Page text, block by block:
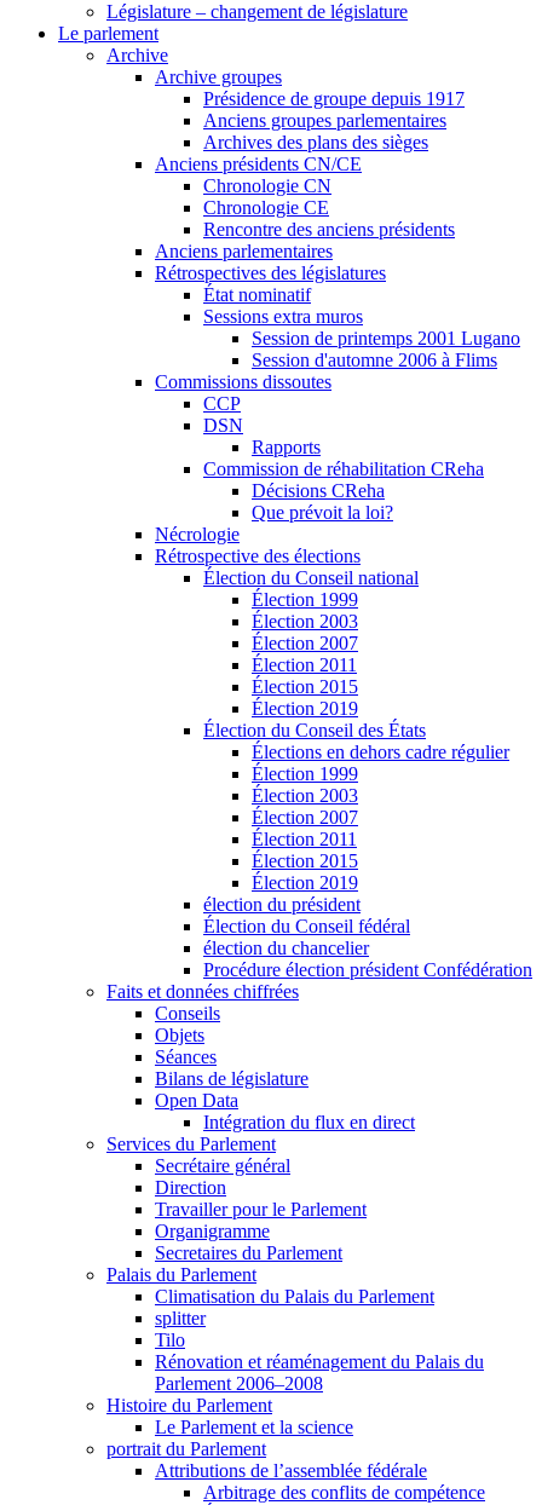
Législature – changement de législature
Le parlement
Archive
Archive groupes
Présidence de groupe depuis 1917
Anciens groupes parlementaires
Archives des plans des sièges
Anciens présidents CN/CE
Chronologie CN
Chronologie CE
Rencontre des anciens présidents
Anciens parlementaires
Rétrospectives des législatures
État nominatif
Sessions extra muros
Session de printemps 2001 Lugano
Session d'automne 2006 à Flims
Commissions dissoutes
CCP
DSN
Rapports
Commission de réhabilitation CReha
Décisions CReha
Que prévoit la loi?
Nécrologie
Rétrospective des élections
Élection du Conseil national
Élection 1999
Élection 2003
Élection 2007
Élection 2011
Élection 2015
Élection 2019
Élection du Conseil des États
Élections en dehors cadre régulier
Élection 1999
Élection 2003
Élection 2007
Élection 2011
Élection 2015
Élection 2019
élection du président
Élection du Conseil fédéral
élection du chancelier
Procédure élection président Confédération
Faits et données chiffrées
Conseils
Objets
Séances
Bilans de législature
Open Data
Intégration du flux en direct
Services du Parlement
Secrétaire général
Direction
Travailler pour le Parlement
Organigramme
Secretaires du Parlement
Palais du Parlement
Climatisation du Palais du Parlement
splitter
Tilo
Rénovation et réaménagement du Palais du
Parlement 2006–2008
Histoire du Parlement
Le Parlement et la science
portrait du Parlement
Attributions de l’assemblée fédérale
Arbitrage des conflits de compétence